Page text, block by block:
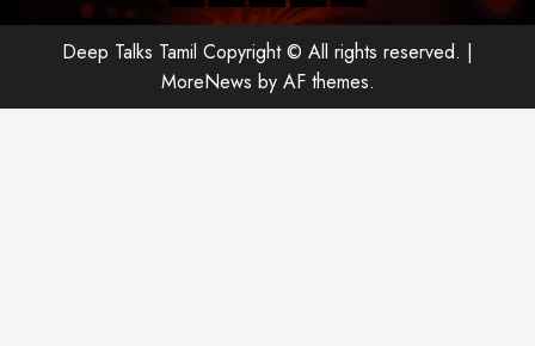
Deep Talks Tamil Copyright © All rights reserved. |
MoreNews by AF themes.